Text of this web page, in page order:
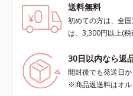
送料無料
初めての方は、全
は、3,300円以上(
30日以内なら返
開封後でも発送日
※商品返送料はオ